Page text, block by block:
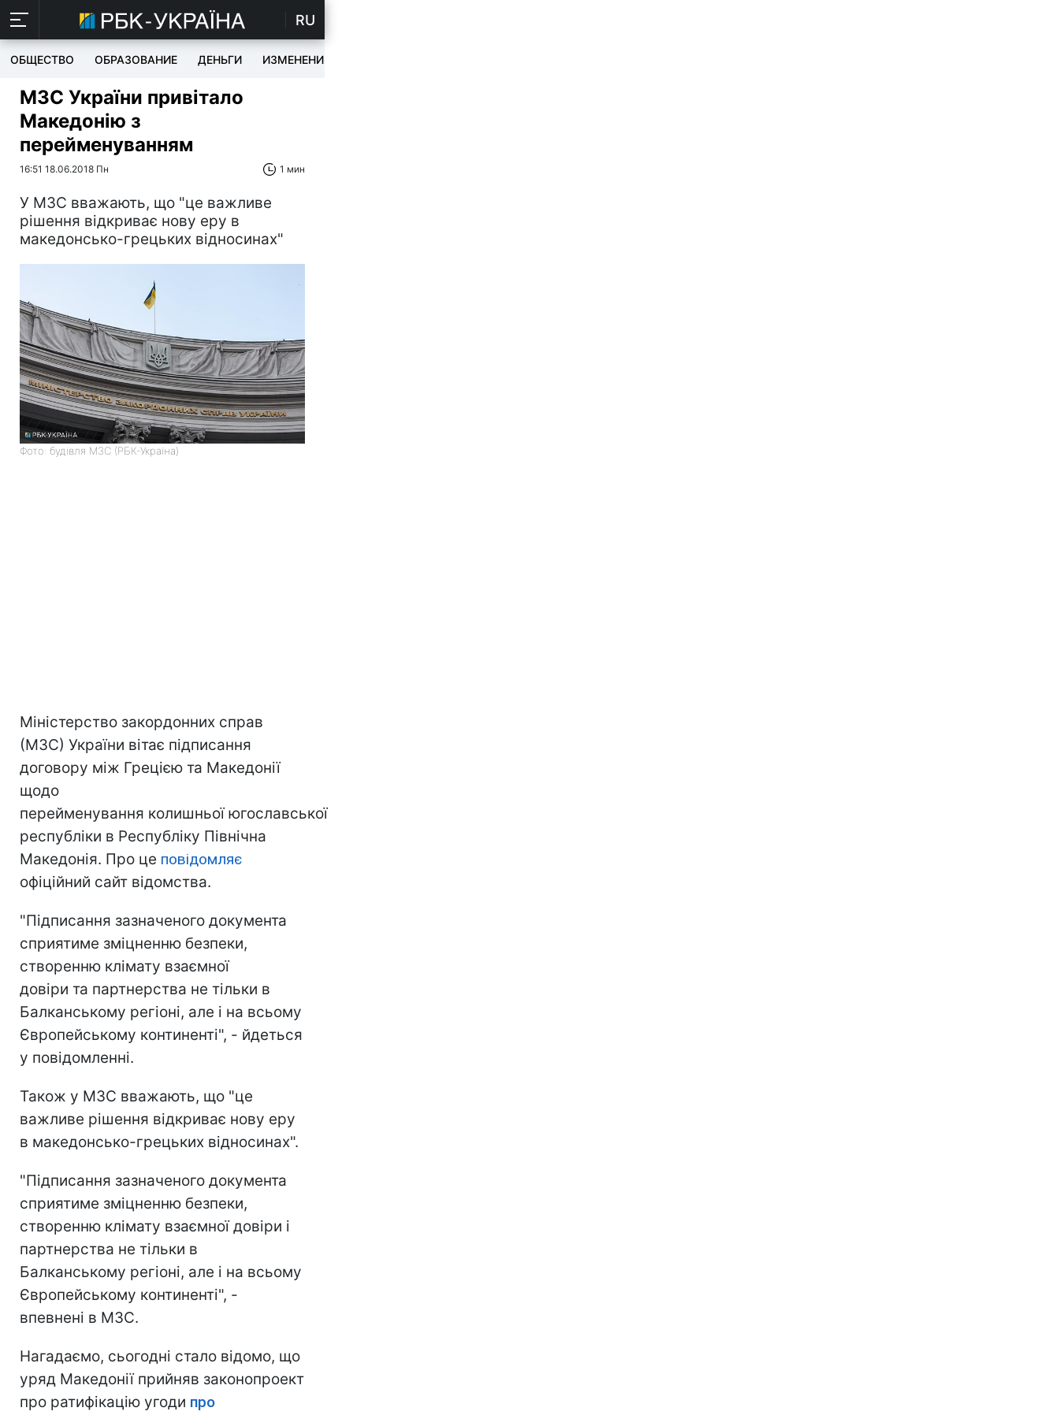
RU
ОБЩЕСТВО ОБРАЗОВАНИЕ ДЕНЬГИ ИЗМЕНЕНИЯ
МЗС України привітало
Македонію з
перейменуванням
16:51 18.06.2018 Пн 1 мин
У МЗС вважають, що "це важливе
рішення відкриває нову еру в
македонсько-грецьких відносинах"
Фото: будівля МЗС (РБК-Україна)
Міністерство закордонних справ
(МЗС) України вітає підписання
договору між Грецією та Македонії
щодо
перейменування колишньої югославської
республіки в Республіку Північна
Македонія. Про це повідомляє
офіційний сайт відомства.
"Підписання зазначеного документа
сприятиме зміцненню безпеки,
створенню клімату взаємної
довіри та партнерства не тільки в
Балканському регіоні, але і на всьому
Європейському континенті", - йдеться
у повідомленні.
Також у МЗС вважають, що "це
важливе рішення відкриває нову еру
в македонсько-грецьких відносинах".
"Підписання зазначеного документа
сприятиме зміцненню безпеки,
створенню клімату взаємної довіри і
партнерства не тільки в
Балканському регіоні, але і на всьому
Європейському континенті", -
впевнені в МЗС.
Нагадаємо, сьогодні стало відомо, що
уряд Македонії прийняв законопроект
про ратифікацію угоди про